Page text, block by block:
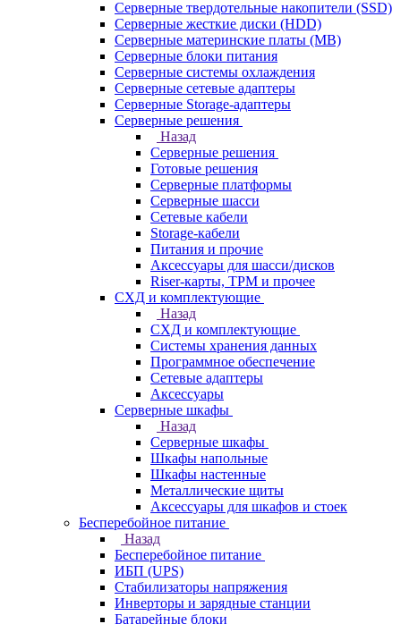
Серверные твердотельные накопители (SSD)
Серверные жесткие диски (HDD)
Серверные материнские платы (MB)
Серверные блоки питания
Серверные системы охлаждения
Серверные сетевые адаптеры
Серверные Storage-адаптеры
Серверные решения
Назад
Серверные решения
Готовые решения
Серверные платформы
Серверные шасси
Сетевые кабели
Storage-кабели
Питания и прочие
Аксессуары для шасси/дисков
Riser-карты, TPM и прочее
СХД и комплектующие
Назад
СХД и комплектующие
Системы хранения данных
Программное обеспечение
Сетевые адаптеры
Аксессуары
Серверные шкафы
Назад
Серверные шкафы
Шкафы напольные
Шкафы настенные
Металлические щиты
Аксессуары для шкафов и стоек
Бесперебойное питание
Назад
Бесперебойное питание
ИБП (UPS)
Стабилизаторы напряжения
Инверторы и зарядные станции
Батарейные блоки